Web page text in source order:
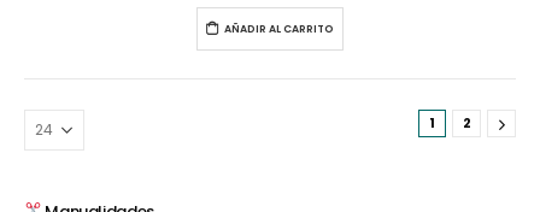
AÑADIR AL CARRITO
1 2